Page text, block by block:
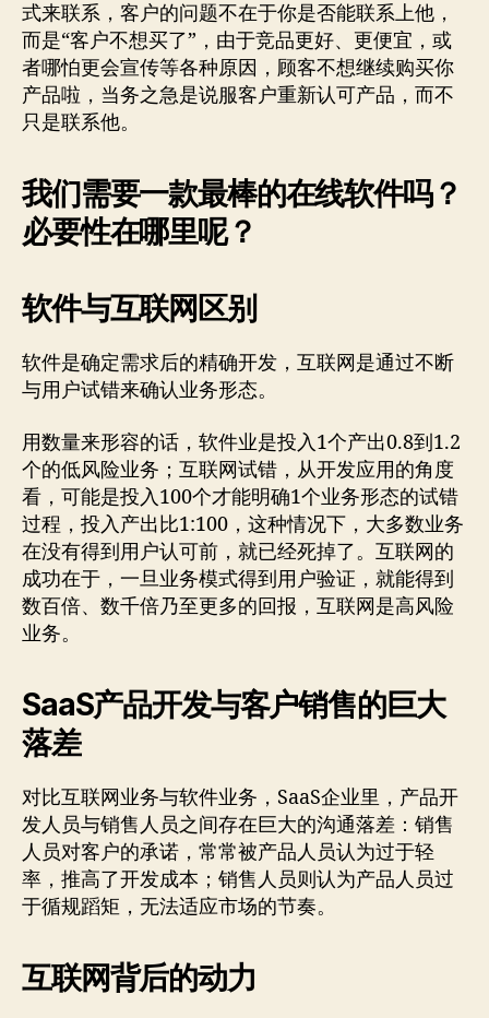
式来联系，客户的问题不在于你是否能联系上他，
而是“客户不想买了”，由于竞品更好、更便宜，或
者哪怕更会宣传等各种原因，顾客不想继续购买你
产品啦，当务之急是说服客户重新认可产品，而不
只是联系他。
我们需要一款最棒的在线软件吗？
必要性在哪里呢？
软件与互联网区别
软件是确定需求后的精确开发，互联网是通过不断
与用户试错来确认业务形态。
用数量来形容的话，软件业是投入1个产出0.8到1.2
个的低风险业务；互联网试错，从开发应用的角度
看，可能是投入100个才能明确1个业务形态的试错
过程，投入产出比1:100，这种情况下，大多数业务
在没有得到用户认可前，就已经死掉了。互联网的
成功在于，一旦业务模式得到用户验证，就能得到
数百倍、数千倍乃至更多的回报，互联网是高风险
业务。
SaaS产品开发与客户销售的巨大
落差
对比互联网业务与软件业务，SaaS企业里，产品开
发人员与销售人员之间存在巨大的沟通落差：销售
人员对客户的承诺，常常被产品人员认为过于轻
率，推高了开发成本；销售人员则认为产品人员过
于循规蹈矩，无法适应市场的节奏。
互联网背后的动力